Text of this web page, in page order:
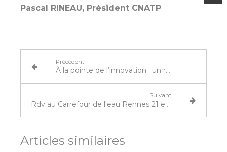
Pascal RINEAU, Président CNATP
Précédent
À la pointe de l’innovation : un robot désherbeur français plein de promesses
Suivant
Rdv au Carrefour de l'eau Rennes 21 et 22 janvier 2026
Articles similaires